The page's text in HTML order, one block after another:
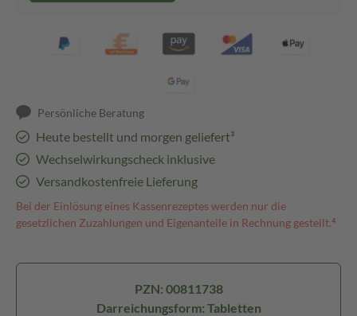
Persönliche Beratung
Heute bestellt und morgen geliefert³
Wechselwirkungscheck inklusive
Versandkostenfreie Lieferung
Bei der Einlösung eines Kassenrezeptes werden nur die
gesetzlichen Zuzahlungen und Eigenanteile in Rechnung gestellt.⁴
PZN: 00811738
Darreichungsform: Tabletten